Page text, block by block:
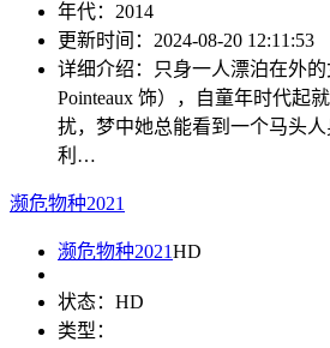
年代： 2014
更新时间： 2024-08-20 12:11:53
详细介绍：
只身一人漂泊在外
Pointeaux 饰），自童年时代起
扰，梦中她总能看到一个马头
利…
濒危物种2021
濒危物种2021HD
状态： HD
类型：